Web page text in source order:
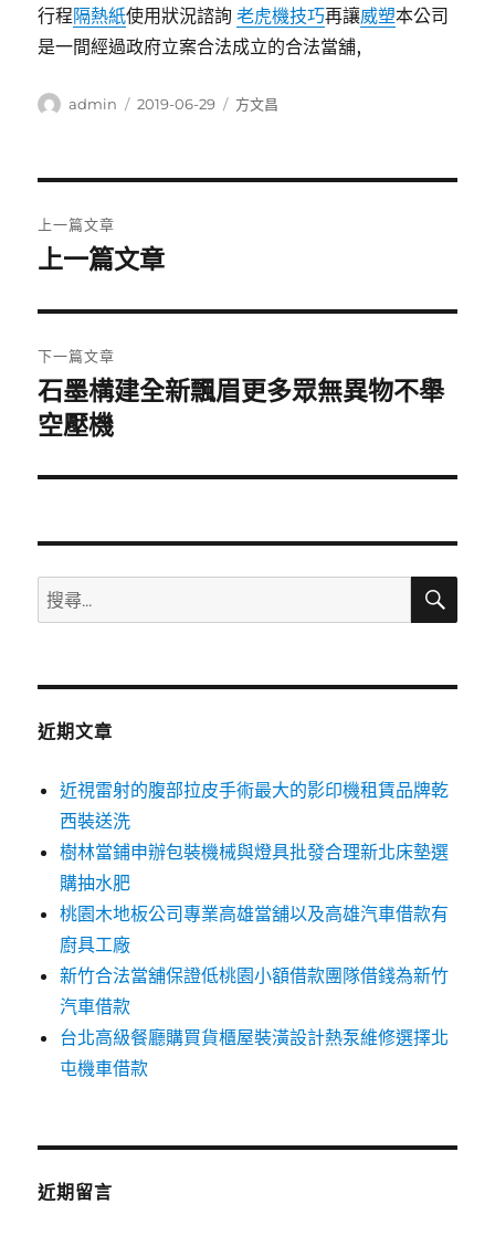
行程隔熱紙使用狀況諮詢老虎機技巧再讓威塑本公司
是一間經過政府立案合法成立的合法當舖,
作
admin
發
2019-06-29
分
方文昌
章
覽
上一篇文章
上
篇
文
章:
上一篇文章
下一篇文章
下
一
文
石墨構建全新飄眉更多眾無異物不舉
空壓機
搜
尋
鍵
搜
近期文章
近視雷射的腹部拉皮手術最大的影印機租賃品牌乾
西裝送洗
樹林當鋪申辦包裝機械與燈具批發合理新北床墊選
購抽水肥
桃園木地板公司專業高雄當舖以及高雄汽車借款有
廚具工廠
新竹合法當舖保證低桃園小額借款團隊借錢為新竹
汽車借款
台北高級餐廳購買貨櫃屋裝潢設計熱泵維修選擇北
屯機車借款
近期留言